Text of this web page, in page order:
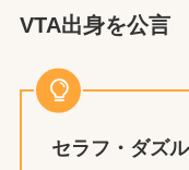
VTA出身を公言
セラフ・ダズ